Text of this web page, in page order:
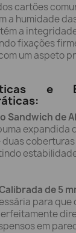
cartões
a humidade
a
fixações
um aspeto
e
Sandwich de
expandida
de 5
para que
em